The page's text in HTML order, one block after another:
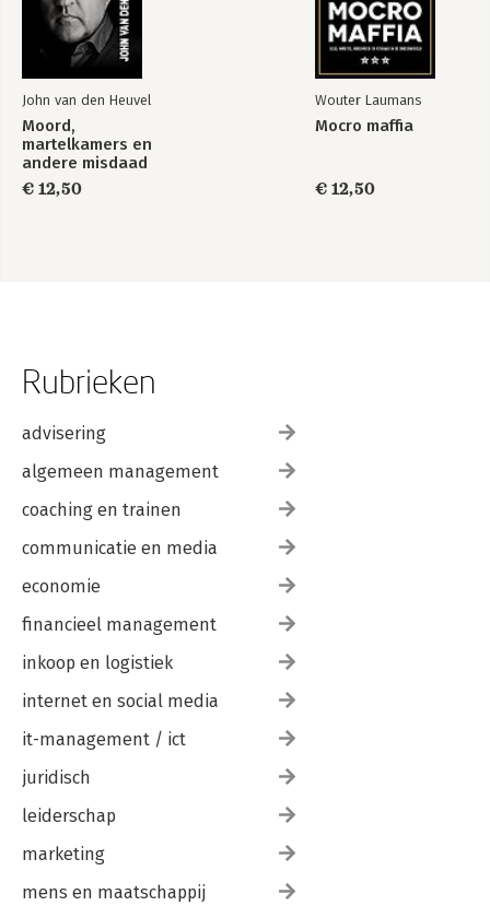
John van den Heuvel
Moord,
martelkamers en
andere misdaad
€ 12,50
Wouter Laumans
Mocro maffia
€ 12,50
Rubrieken
advisering
algemeen management
coaching en trainen
communicatie en media
economie
financieel management
inkoop en logistiek
internet en social media
it-management / ict
juridisch
leiderschap
marketing
mens en maatschappij